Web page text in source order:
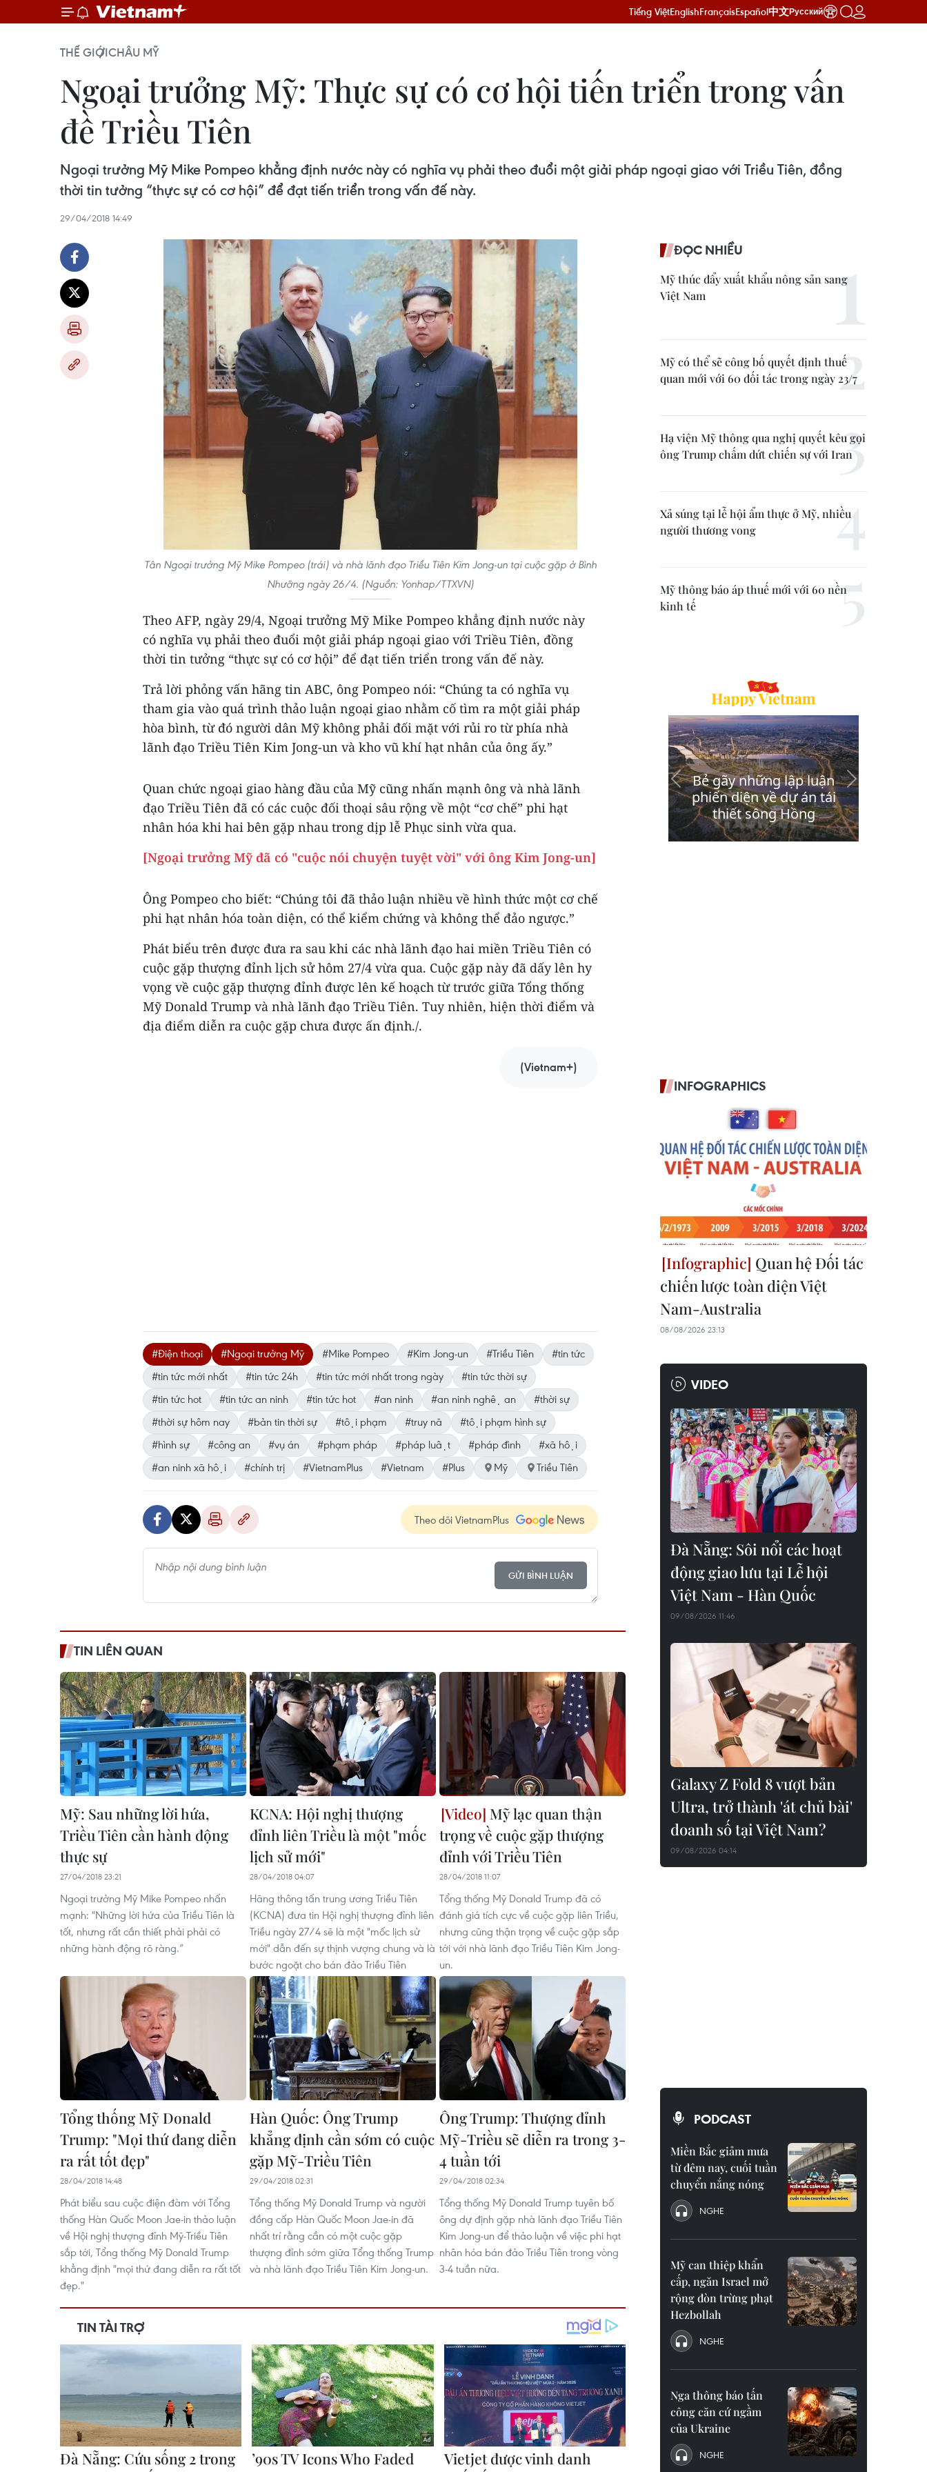
Tiếng ViệtEnglishFrançaisEspañol中文Русский
THẾ GIỚICHÂU MỸ
Ngoại trưởng Mỹ: Thực sự có cơ hội tiến triển trong vấn
đề Triều Tiên
Ngoại trưởng Mỹ Mike Pompeo khẳng định nước này có nghĩa vụ phải theo đuổi một giải pháp ngoại giao với Triều Tiên, đồng
thời tin tưởng “thực sự có cơ hội” để đạt tiến triển trong vấn đế này.
29/04/2018 14:49
Tân Ngoại trưởng Mỹ Mike Pompeo (trái) và nhà lãnh đạo Triều Tiên Kim Jong-un tại cuộc gặp ở Bình
Nhưỡng ngày 26/4. (Nguồn: Yonhap/TTXVN)
Theo AFP, ngày 29/4, Ngoại trưởng Mỹ Mike Pompeo khẳng định nước này
có nghĩa vụ phải theo đuổi một giải pháp ngoại giao với Triều Tiên, đồng
thời tin tưởng “thực sự có cơ hội” để đạt tiến triển trong vấn đế này.
Trả lời phỏng vấn hãng tin ABC, ông Pompeo nói: “Chúng ta có nghĩa vụ
tham gia vào quá trình thảo luận ngoại giao nhằm cố tìm ra một giải pháp
hòa bình, từ đó người dân Mỹ không phải đối mặt với rủi ro từ phía nhà
lãnh đạo Triều Tiên Kim Jong-un và kho vũ khí hạt nhân của ông ấy.”
Quan chức ngoại giao hàng đầu của Mỹ cũng nhấn mạnh ông và nhà lãnh
đạo Triều Tiên đã có các cuộc đối thoại sâu rộng về một “cơ chế” phi hạt
nhân hóa khi hai bên gặp nhau trong dịp lễ Phục sinh vừa qua.
[Ngoại trưởng Mỹ đã có "cuộc nói chuyện tuyệt vời" với ông Kim Jong-un]
Ông Pompeo cho biết: “Chúng tôi đã thảo luận nhiều về hình thức một cơ chế
phi hạt nhân hóa toàn diện, có thể kiểm chứng và không thể đảo ngược.”
Phát biểu trên được đưa ra sau khi các nhà lãnh đạo hai miền Triều Tiên có
cuộc gặp thượng đỉnh lịch sử hôm 27/4 vừa qua. Cuộc gặp này đã dấy lên hy
vọng về cuộc gặp thượng đỉnh được lên kế hoạch từ trước giữa Tổng thống
Mỹ Donald Trump và nhà lãnh đạo Triều Tiên. Tuy nhiên, hiện thời điểm và
địa điểm diễn ra cuộc gặp chưa được ấn định./.
(Vietnam+)
#Điện thoại #Ngoại trưởng Mỹ #Mike Pompeo #Kim Jong-un #Triều Tiên
#tin tức
#tin tức mới nhất
#tin tức 24h #tin tức mới nhất trong ngày
#tin tức thời sự
#tin tức hot
#tin tức an ninh #tin tức hot #an ninh #an ninh nghệ an
#thời sự
#thời sự hôm nay
#bản tin thời sự #tội phạm #truy nã
#tội phạm hình sự
#hình sự
#công an #vụ án #phạm pháp #pháp luật #pháp đình
#xã hội
#an ninh xã hội
#chính trị #VietnamPlus #Vietnam #Plus Mỹ Triều Tiên
Theo dõi VietnamPlus
GỬI BÌNH LUẬN
TIN LIÊN QUAN
Mỹ: Sau những lời hứa,
Triều Tiên cần hành động
thực sự
27/04/2018 23:21
Ngoại trưởng Mỹ Mike Pompeo nhấn
mạnh: "Những lời hứa của Triều Tiên là
tốt, nhưng rất cần thiết phải phải có
những hành động rõ ràng.”
KCNA: Hội nghị thượng
đỉnh liên Triều là một "mốc
lịch sử mới"
28/04/2018 04:07
Hãng thông tấn trung ương Triều Tiên
(KCNA) đưa tin Hội nghị thượng đỉnh liên
Triều ngày 27/4 sẽ là một "mốc lịch sử
mới" dẫn đến sự thịnh vượng chung và là
bước ngoặt cho bán đảo Triều Tiên
Mỹ lạc quan thận
trọng về cuộc gặp thượng
đỉnh với Triều Tiên
28/04/2018 11:07
Tổng thống Mỹ Donald Trump đã có
đánh giá tích cực về cuộc gặp liên Triều,
nhưng cũng thận trọng về cuộc gặp sắp
tới với nhà lãnh đạo Triều Tiên Kim Jong-
un.
Tổng thống Mỹ Donald
Trump: "Mọi thứ đang diễn
ra rất tốt đẹp"
28/04/2018 14:48
Phát biểu sau cuộc điện đàm với Tổng
thống Hàn Quốc Moon Jae-in thảo luận
về Hội nghị thượng đỉnh Mỹ-Triều Tiên
sắp tới, Tổng thống Mỹ Donald Trump
khẳng định "mọi thứ đang diễn ra rất tốt
đẹp."
Hàn Quốc: Ông Trump
khẳng định cần sớm có cuộc
gặp Mỹ-Triều Tiên
29/04/2018 02:31
Tổng thống Mỹ Donald Trump và người
đồng cấp Hàn Quốc Moon Jae-in đã
nhất trí rằng cần có một cuộc gặp
thượng đỉnh sớm giữa Tổng thống Trump
và nhà lãnh đạo Triều Tiên Kim Jong-un.
Ông Trump: Thượng đỉnh
Mỹ-Triều sẽ diễn ra trong 3-
4 tuần tới
29/04/2018 02:34
Tổng thống Mỹ Donald Trump tuyên bố
ông dự định gặp nhà lãnh đạo Triều Tiên
Kim Jong-un để thảo luận về việc phi hạt
nhân hóa bán đảo Triều Tiên trong vòng
3-4 tuần nữa.
ĐỌC NHIỀU
Mỹ thúc đẩy xuất khẩu nông sản sang
Việt Nam
Mỹ có thể sẽ công bố quyết định thuế
quan mới với 60 đối tác trong ngày 23/7
Hạ viện Mỹ thông qua nghị quyết kêu gọi
ông Trump chấm dứt chiến sự với Iran
Xả súng tại lễ hội ẩm thực ở Mỹ, nhiều
người thương vong
Mỹ thông báo áp thuế mới với 60 nền
kinh tế
INFOGRAPHICS
Quan hệ Đối tác
chiến lược toàn diện Việt
Nam-Australia
08/08/2026 23:13
VIDEO
Đà Nẵng: Sôi nổi các hoạt
động giao lưu tại Lễ hội
Việt Nam - Hàn Quốc
09/08/2026 11:46
Galaxy Z Fold 8 vượt bản
Ultra, trở thành 'át chủ bài'
doanh số tại Việt Nam?
09/08/2026 04:14
PODCAST
Miền Bắc giảm mưa
từ đêm nay, cuối tuần
chuyển nắng nóng
NGHE
Mỹ can thiệp khẩn
cấp, ngăn Israel mở
rộng đòn trừng phạt
Hezbollah
NGHE
Nga thông báo tấn
công căn cứ ngầm
của Ukraine
NGHE